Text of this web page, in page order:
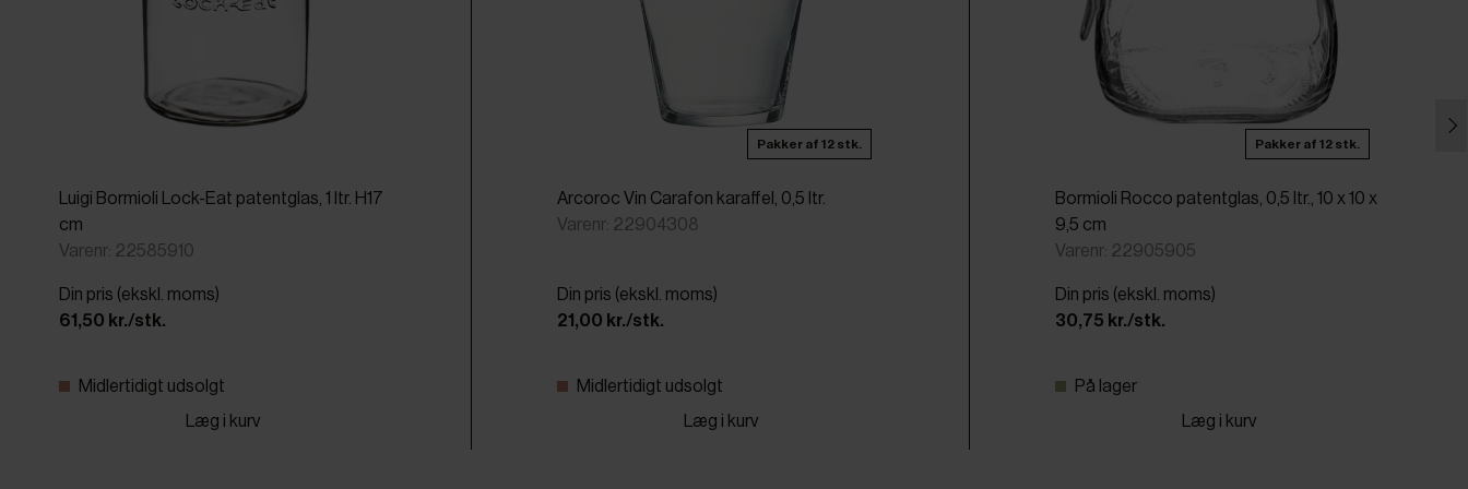
Luigi Bormioli Lock-Eat patentglas, 1 ltr. H17
cm
Varenr: 22585910
Din pris (ekskl. moms)
61,50 kr./stk.
Midlertidigt udsolgt
Læg i kurv
Pakker af 12 stk.
Arcoroc Vin Carafon karaffel, 0,5 ltr.
Varenr: 22904308
Din pris (ekskl. moms)
21,00 kr./stk.
Midlertidigt udsolgt
Læg i kurv
Pakker af 12 stk.
Bormioli Rocco patentglas, 0,5 ltr., 10 x 10 x
9,5 cm
Varenr: 22905905
Din pris (ekskl. moms)
30,75 kr./stk.
På lager
Læg i kurv